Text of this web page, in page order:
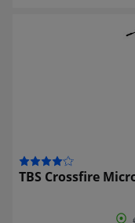
TBS Crossfire